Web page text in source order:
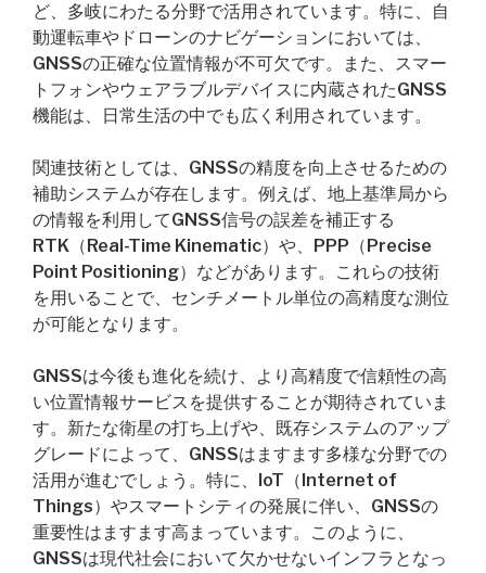
ど、多岐にわたる分野で活用されています。特に、自
動運転車やドローンのナビゲーションにおいては、
GNSSの正確な位置情報が不可欠です。また、スマー
トフォンやウェアラブルデバイスに内蔵されたGNSS
機能は、日常生活の中でも広く利用されています。
関連技術としては、GNSSの精度を向上させるための
補助システムが存在します。例えば、地上基準局から
の情報を利用してGNSS信号の誤差を補正する
RTK（Real-Time Kinematic）や、PPP（Precise
Point Positioning）などがあります。これらの技術
を用いることで、センチメートル単位の高精度な測位
が可能となります。
GNSSは今後も進化を続け、より高精度で信頼性の高
い位置情報サービスを提供することが期待されていま
す。新たな衛星の打ち上げや、既存システムのアップ
グレードによって、GNSSはますます多様な分野での
活用が進むでしょう。特に、IoT（Internet of
Things）やスマートシティの発展に伴い、GNSSの
重要性はますます高まっています。このように、
GNSSは現代社会において欠かせないインフラとなっ